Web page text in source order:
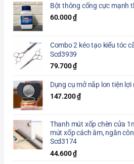
Bột thông cống cực mạnh
60.000₫
Combo 2 kéo tạo kiểu tóc
Scd3939
79.700₫
Dụng cụ mở nắp lon tiện
147.200₫
Thanh mút xốp chèn cửa
mút xốp cách âm, ngăn
Scd3174
44.600₫